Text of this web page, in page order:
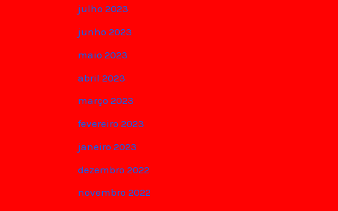
julho 2023
junho 2023
maio 2023
abril 2023
março 2023
fevereiro 2023
janeiro 2023
dezembro 2022
novembro 2022